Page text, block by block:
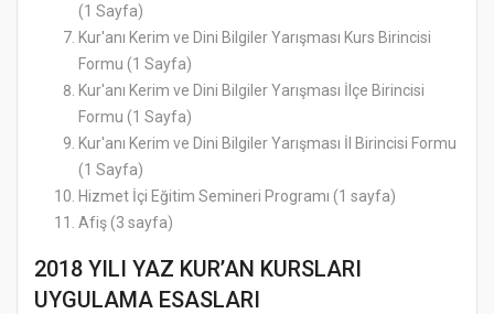
(1 Sayfa)
Kur'anı Kerim ve Dini Bilgiler Yarışması Kurs Birincisi
Formu (1 Sayfa)
Kur'anı Kerim ve Dini Bilgiler Yarışması İlçe Birincisi
Formu (1 Sayfa)
Kur'anı Kerim ve Dini Bilgiler Yarışması İl Birincisi Formu
(1 Sayfa)
Hizmet İçi Eğitim Semineri Programı (1 sayfa)
Afiş (3 sayfa)
2018 YILI YAZ KUR’AN KURSLARI
UYGULAMA ESASLARI